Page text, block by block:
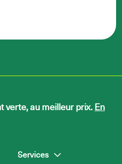
verte, au meilleur prix. En
Services